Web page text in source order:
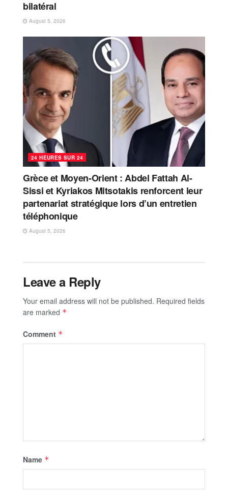
bilatéral
August 5, 2026
24 HEURES SUR 24
Grèce et Moyen-Orient : Abdel Fattah Al-
Sissi et Kyriakos Mitsotakis renforcent leur
partenariat stratégique lors d’un entretien
téléphonique
August 5, 2026
Leave a Reply
Your email address will not be published. Required fields
are marked *
Comment *
Name *